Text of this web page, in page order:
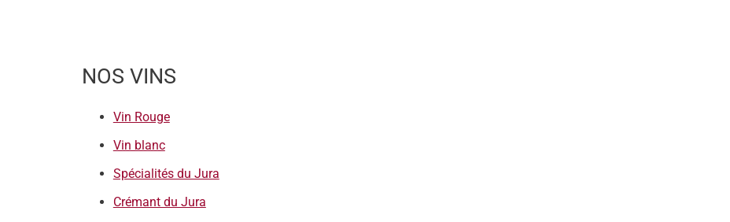
NOS VINS
Vin Rouge
Vin blanc
Spécialités du Jura
Crémant du Jura